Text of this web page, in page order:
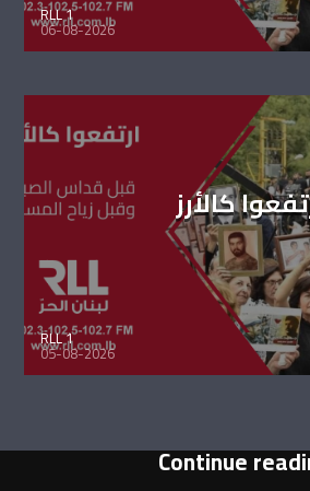
RLL 1
06-08-2026
كالأرز
RLL 1
05-08-2026
Continue